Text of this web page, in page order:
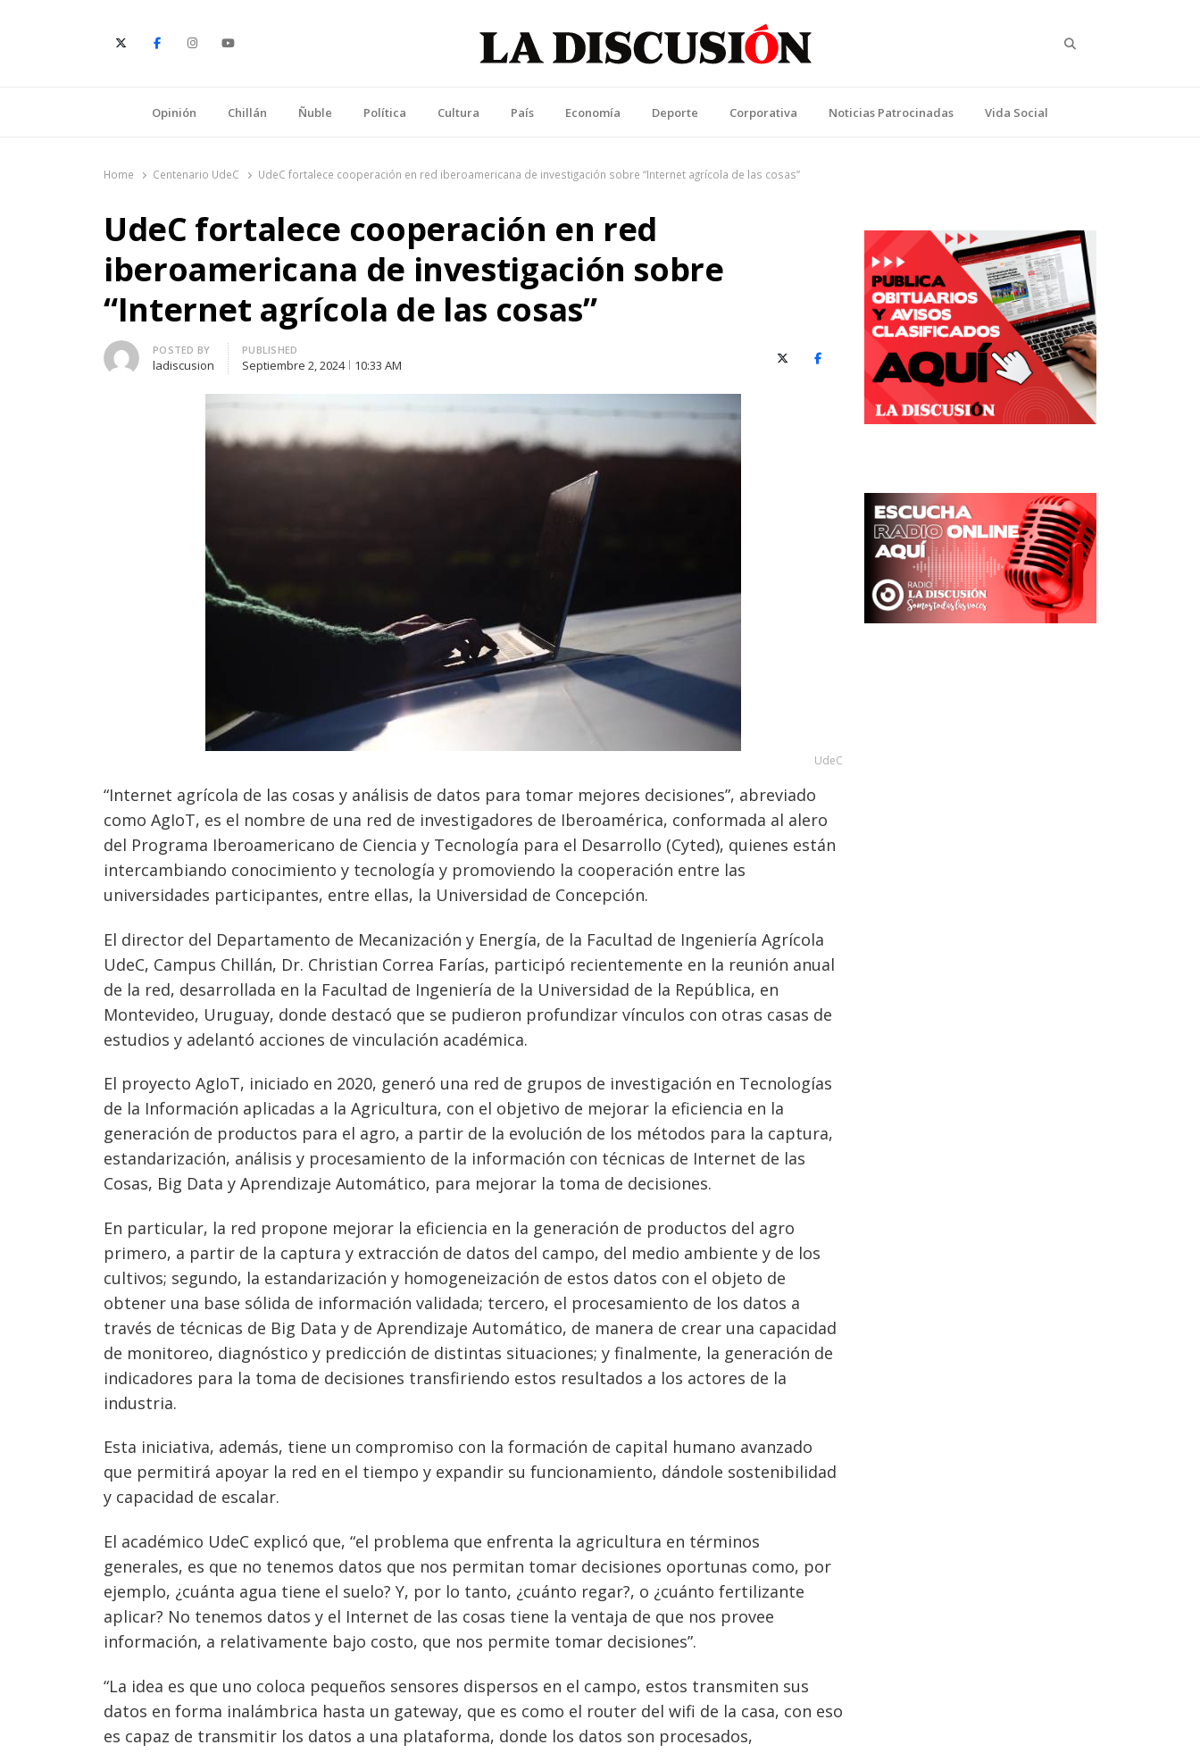
Opinión Chillán Ñuble Política Cultura País Economía Deporte Corporativa Noticias Patrocinadas Vida Social
Home Centenario UdeC UdeC fortalece cooperación en red iberoamericana de investigación sobre “Internet agrícola de las cosas”
UdeC fortalece cooperación en red
iberoamericana de investigación sobre
“Internet agrícola de las cosas”
Author
POSTED BY
ladiscusion
PUBLISHED
Septiembre 2, 2024 10:33 AM X (Twitter)Facebook
UdeC
“Internet agrícola de las cosas y análisis de datos para tomar mejores decisiones”, abreviado
como AgIoT, es el nombre de una red de investigadores de Iberoamérica, conformada al alero
del Programa Iberoamericano de Ciencia y Tecnología para el Desarrollo (Cyted), quienes están
intercambiando conocimiento y tecnología y promoviendo la cooperación entre las
universidades participantes, entre ellas, la Universidad de Concepción.
El director del Departamento de Mecanización y Energía, de la Facultad de Ingeniería Agrícola
UdeC, Campus Chillán, Dr. Christian Correa Farías, participó recientemente en la reunión anual
de la red, desarrollada en la Facultad de Ingeniería de la Universidad de la República, en
Montevideo, Uruguay, donde destacó que se pudieron profundizar vínculos con otras casas de
estudios y adelantó acciones de vinculación académica.
El proyecto AgIoT, iniciado en 2020, generó una red de grupos de investigación en Tecnologías
de la Información aplicadas a la Agricultura, con el objetivo de mejorar la eficiencia en la
generación de productos para el agro, a partir de la evolución de los métodos para la captura,
estandarización, análisis y procesamiento de la información con técnicas de Internet de las
Cosas, Big Data y Aprendizaje Automático, para mejorar la toma de decisiones.
En particular, la red propone mejorar la eficiencia en la generación de productos del agro
primero, a partir de la captura y extracción de datos del campo, del medio ambiente y de los
cultivos; segundo, la estandarización y homogeneización de estos datos con el objeto de
obtener una base sólida de información validada; tercero, el procesamiento de los datos a
través de técnicas de Big Data y de Aprendizaje Automático, de manera de crear una capacidad
de monitoreo, diagnóstico y predicción de distintas situaciones; y finalmente, la generación de
indicadores para la toma de decisiones transfiriendo estos resultados a los actores de la
industria.
Esta iniciativa, además, tiene un compromiso con la formación de capital humano avanzado
que permitirá apoyar la red en el tiempo y expandir su funcionamiento, dándole sostenibilidad
y capacidad de escalar.
El académico UdeC explicó que, “el problema que enfrenta la agricultura en términos
generales, es que no tenemos datos que nos permitan tomar decisiones oportunas como, por
ejemplo, ¿cuánta agua tiene el suelo? Y, por lo tanto, ¿cuánto regar?, o ¿cuánto fertilizante
aplicar? No tenemos datos y el Internet de las cosas tiene la ventaja de que nos provee
información, a relativamente bajo costo, que nos permite tomar decisiones”.
“La idea es que uno coloca pequeños sensores dispersos en el campo, estos transmiten sus
datos en forma inalámbrica hasta un gateway, que es como el router del wifi de la casa, con eso
es capaz de transmitir los datos a una plataforma, donde los datos son procesados,